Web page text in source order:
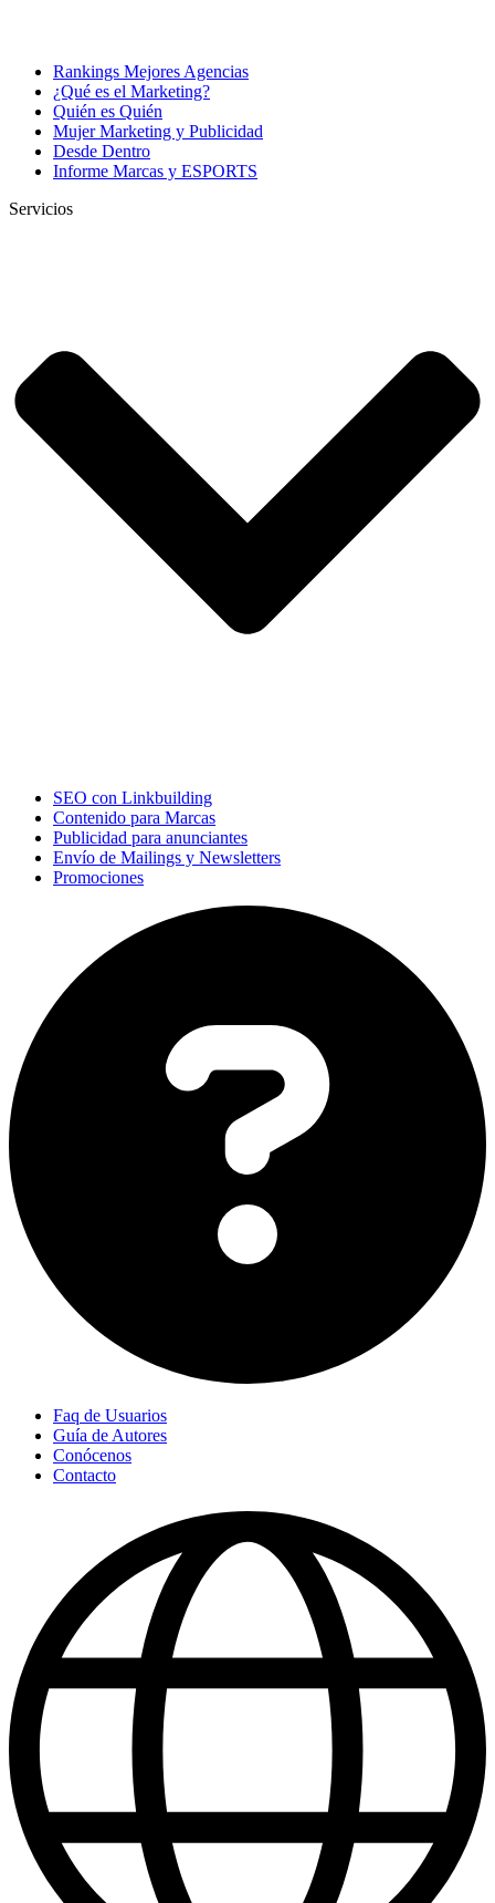
Rankings Mejores Agencias
¿Qué es el Marketing?
Quién es Quién
Mujer Marketing y Publicidad
Desde Dentro
Informe Marcas y ESPORTS
Servicios
SEO con Linkbuilding
Contenido para Marcas
Publicidad para anunciantes
Envío de Mailings y Newsletters
Promociones
Faq de Usuarios
Guía de Autores
Conócenos
Contacto